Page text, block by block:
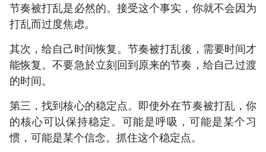
节奏被打乱是必然的。接受这个事实，你就不会因为
打乱而过度焦虑。
其次，给自己时间恢复。节奏被打乱後，需要时间才
能恢复。不要急於立刻回到原来的节奏，给自己过渡
的时间。
第三，找到核心的稳定点。即使外在节奏被打乱，你
的核心可以保持稳定。可能是呼吸，可能是某个习
惯，可能是某个信念。抓住这个稳定点。